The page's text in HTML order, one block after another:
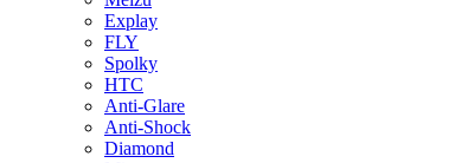
Explay
FLY
Spolky
HTC
Anti-Glare
Anti-Shock
Diamond